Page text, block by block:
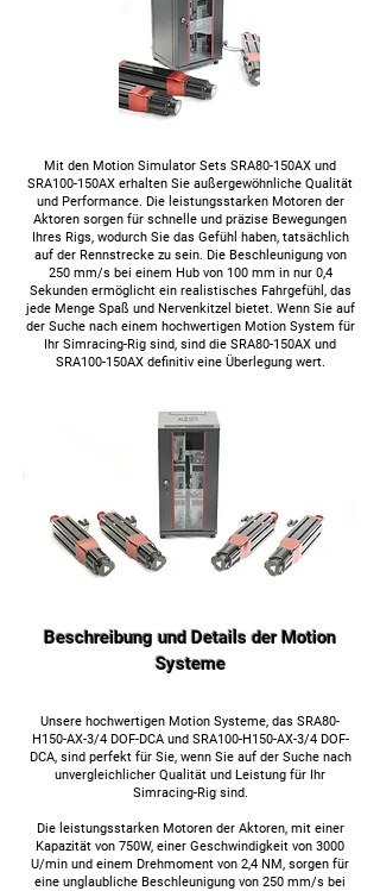
Mit den Motion Simulator Sets SRA80-150AX und
SRA100-150AX erhalten Sie außergewöhnliche Qualität
und Performance. Die leistungsstarken Motoren der
Aktoren sorgen für schnelle und präzise Bewegungen
Ihres Rigs, wodurch Sie das Gefühl haben, tatsächlich
auf der Rennstrecke zu sein. Die Beschleunigung von
250 mm/s bei einem Hub von 100 mm in nur 0,4
Sekunden ermöglicht ein realistisches Fahrgefühl, das
jede Menge Spaß und Nervenkitzel bietet. Wenn Sie auf
der Suche nach einem hochwertigen Motion System für
Ihr Simracing-Rig sind, sind die SRA80-150AX und
SRA100-150AX definitiv eine Überlegung wert.
Beschreibung und Details der Motion
Systeme
Unsere hochwertigen Motion Systeme, das SRA80-
H150-AX-3/4 DOF-DCA und SRA100-H150-AX-3/4 DOF-
DCA, sind perfekt für Sie, wenn Sie auf der Suche nach
unvergleichlicher Qualität und Leistung für Ihr
Simracing-Rig sind.
Die leistungsstarken Motoren der Aktoren, mit einer
Kapazität von 750W, einer Geschwindigkeit von 3000
U/min und einem Drehmoment von 2,4 NM, sorgen für
eine unglaubliche Beschleunigung von 250 mm/s bei